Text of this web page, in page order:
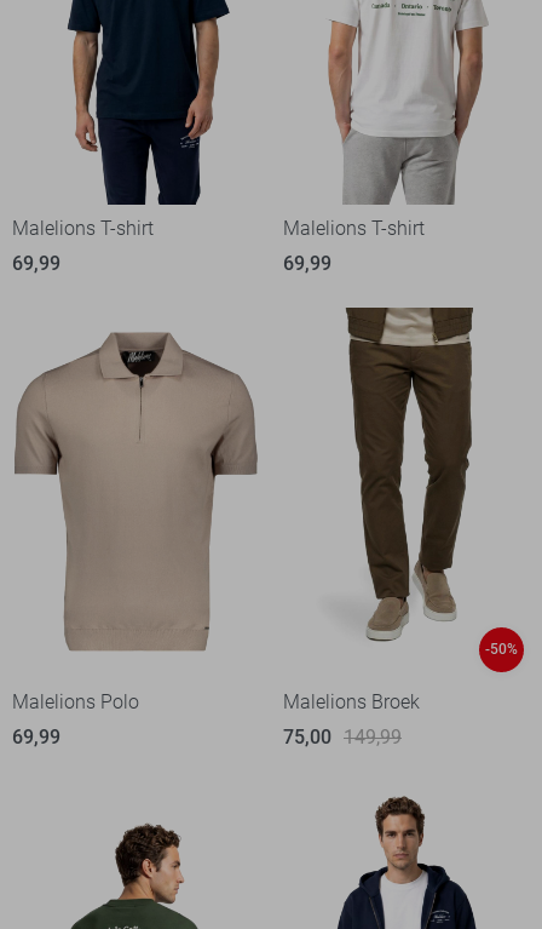
Malelions T-shirt
69,99
Malelions T-shirt
69,99
Malelions Polo
69,99
-50%
Malelions Broek
75,00 149,99